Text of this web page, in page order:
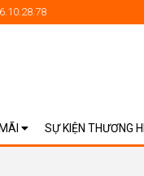
SỰ KIỆN THƯƠNG